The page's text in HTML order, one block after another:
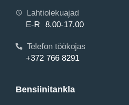
Lahtiolekuajad
E-R 8.00-17.00
Telefon töökojas
+372 766 8291
Bensiinitankla